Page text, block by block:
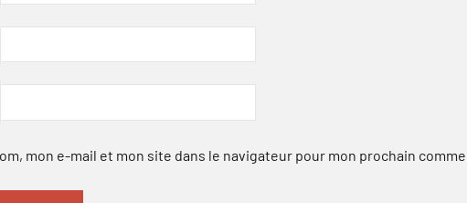
mon e-mail et mon site dans le navigateur pour mon prochain